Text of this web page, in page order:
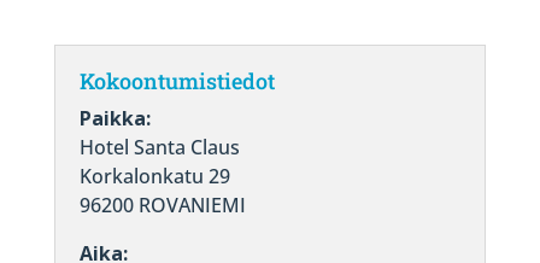
Kokoontumistiedot
Paikka:
Hotel Santa Claus
Korkalonkatu 29
96200 ROVANIEMI
Aika: